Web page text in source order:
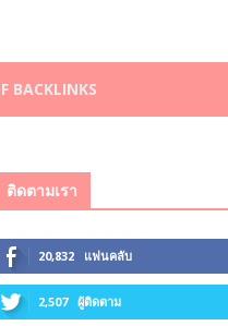
BACKLINKS
ติดตามเรา
20,832 แฟนคลับ
2,507 ผู้ติดตาม